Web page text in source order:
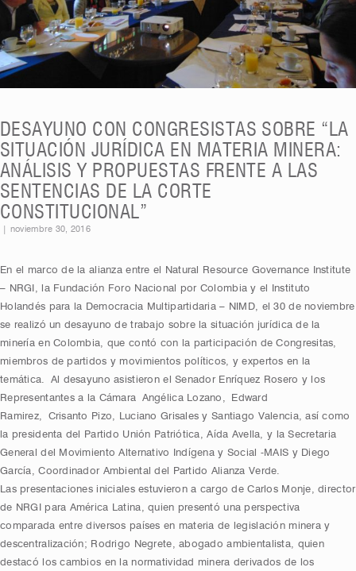
DESAYUNO CON CONGRESISTAS SOBRE “LA
SITUACIÓN JURÍDICA EN MATERIA MINERA:
ANÁLISIS Y PROPUESTAS FRENTE A LAS
SENTENCIAS DE LA CORTE
CONSTITUCIONAL”
noviembre 30, 2016
En el marco de la alianza entre el Natural Resource Governance Institute
– NRGI, la Fundación Foro Nacional por Colombia y el Instituto
Holandés para la Democracia Multipartidaria – NIMD, el 30 de noviembre
se realizó un desayuno de trabajo sobre la situación jurídica de la
minería en Colombia, que contó con la participación de Congresitas,
miembros de partidos y movimientos políticos, y expertos en la
temática. Al desayuno asistieron el Senador Enríquez Rosero y los
Representantes a la Cámara Angélica Lozano, Edward
Ramirez, Crisanto Pizo, Luciano Grisales y Santiago Valencia, así como
la presidenta del Partido Unión Patriótica, Aída Avella, y la Secretaria
General del Movimiento Alternativo Indígena y Social -MAIS y Diego
García, Coordinador Ambiental del Partido Alianza Verde.
Las presentaciones iniciales estuvieron a cargo de Carlos Monje, director
de NRGI para América Latina, quien presentó una perspectiva
comparada entre diversos países en materia de legislación minera y
descentralización; Rodrigo Negrete, abogado ambientalista, quien
destacó los cambios en la normatividad minera derivados de los